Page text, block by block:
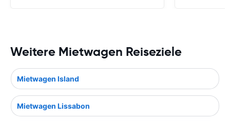
Weitere Mietwagen Reiseziele
Mietwagen Island
Mietwagen Lissabon